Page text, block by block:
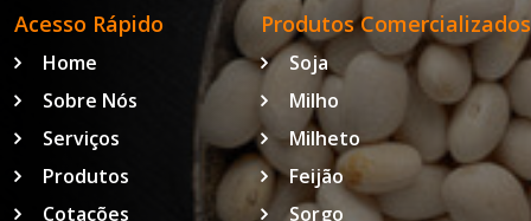
Acesso Rápido
Home
Sobre Nós
Serviços
Produtos
Cotações
Produtos Comercializados
Soja
Milho
Milheto
Feijão
Sorgo